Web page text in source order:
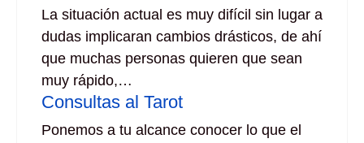
La situación actual es muy difícil sin lugar a
dudas implicaran cambios drásticos, de ahí
que muchas personas quieren que sean
muy rápido,…
Consultas al Tarot
Ponemos a tu alcance conocer lo que el